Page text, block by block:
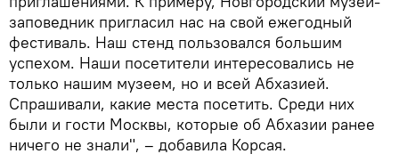
заповедник пригласил нас на свой ежегодный
фестиваль. Наш стенд пользовался большим
успехом. Наши посетители интересовались не
только нашим музеем, но и всей Абхазией.
Спрашивали, какие места посетить. Среди них
были и гости Москвы, которые об Абхазии ранее
ничего не знали", – добавила Корсая.